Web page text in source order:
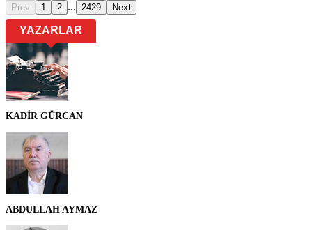
Prev 1 2 ... 2429 Next
YAZARLAR
KADİR GÜRCAN
ABDULLAH AYMAZ